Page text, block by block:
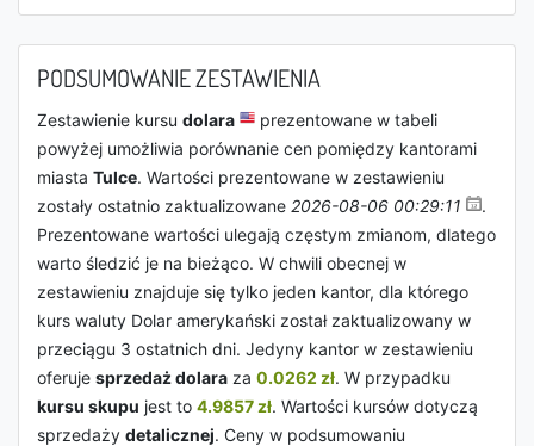
PODSUMOWANIE ZESTAWIENIA
Zestawienie kursu dolara
prezentowane w tabeli
powyżej umożliwia porównanie cen pomiędzy kantorami
miasta Tulce. Wartości prezentowane w zestawieniu
zostały ostatnio zaktualizowane 2026-08-06 00:29:11
.
Prezentowane wartości ulegają częstym zmianom, dlatego
warto śledzić je na bieżąco. W chwili obecnej w
zestawieniu znajduje się tylko jeden kantor, dla którego
kurs waluty Dolar amerykański został zaktualizowany w
przeciągu 3 ostatnich dni. Jedyny kantor w zestawieniu
oferuje sprzedaż dolara za 0.0262 zł. W przypadku
kursu skupu jest to 4.9857 zł. Wartości kursów dotyczą
sprzedaży detalicznej. Ceny w podsumowaniu